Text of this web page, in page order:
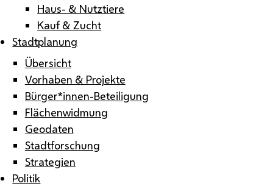
Haus- & Nutztiere
Kauf & Zucht
Stadtplanung
Übersicht
Vorhaben & Projekte
Bürger*innen-Beteiligung
Flächenwidmung
Geodaten
Stadtforschung
Strategien
Politik